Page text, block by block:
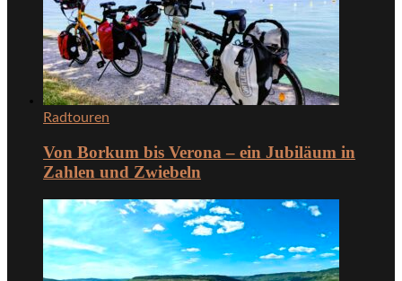
Radtouren
Von Borkum bis Verona – ein Jubiläum in
Zahlen und Zwiebeln